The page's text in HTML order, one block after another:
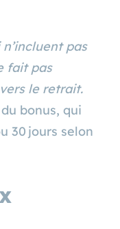
pas
fait pas
le retrait.
bonus, qui
30 jours selon